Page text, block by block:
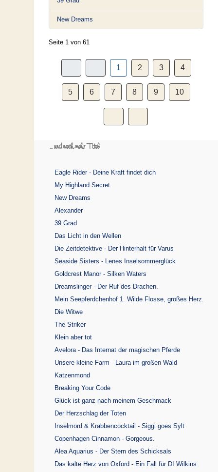
New Dreams
Seite 1 von 61
1 2 3 4
5 6 7 8 9 10
... und noch mehr Titel
Eagle Rider - Deine Kraft findet dich
My Highland Secret
New Dreams
Alexander
39 Grad
Das Licht in den Wellen
Die Zeitdetektive - Der Hinterhalt für Varus
Seaside Sisters - Lenes Inselsommerglück
Goldcrest Manor - Silken Waters
Dreamslinger - Der Ruf des Drachen.
Mein Seepferdchenhof 1. Wilde Flosse, großes Herz.
Die Witwe
The Striker
Klein aber tot
Avelora - Das Internat der magischen Pferde
Unsere kleine Farm - Laura im großen Wald
Katzenmond
Breaking Your Code
Glück ist ganz nach meinem Geschmack
Der Herzschlag der Toten
Inselmord & Krabbencocktail - Siggi goes Sylt
Copenhagen Cinnamon - Gorgeous.
Alea Aquarius - Der Stern des Schicksals
Das kalte Herz von Oxford - Ein Fall für DI Wilkins